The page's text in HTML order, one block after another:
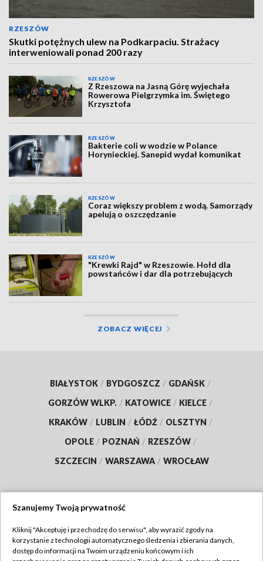
RZESZÓW
Skutki potężnych ulew na Podkarpaciu. Strażacy
interweniowali ponad 200 razy
RZESZÓW
Z Rzeszowa na Jasną Górę wyjechała
Rowerowa Pielgrzymka im. Świętego
Krzysztofa
RZESZÓW
Bakterie coli w wodzie w Polance
Horynieckiej. Sanepid wydał komunikat
RZESZÓW
Coraz większy problem z wodą. Samorządy
apelują o oszczędzanie
RZESZÓW
"Krewki Rajd" w Rzeszowie. Hołd dla
powstańców i dar dla potrzebujących
ZOBACZ WIĘCEJ
BIAŁYSTOK / BYDGOSZCZ / GDAŃSK /
GORZÓW WLKP. / KATOWICE / KIELCE /
KRAKÓW / LUBLIN / ŁÓDŹ / OLSZTYN /
OPOLE / POZNAŃ / RZESZÓW /
SZCZECIN / WARSZAWA / WROCŁAW
TVP
Szanujemy Twoją prywatność
Kliknij "Akceptuję i przechodzę do serwisu", aby wyrazić zgody na
korzystanie z technologii automatycznego śledzenia i zbierania danych,
dostęp do informacji na Twoim urządzeniu końcowym i ich